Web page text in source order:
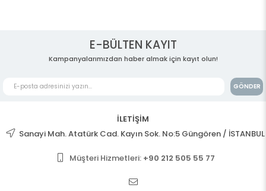
E-BÜLTEN KAYIT
Kampanyalarımızdan haber almak için kayıt olun!
GÖNDER
İLETİŞİM
Sanayi Mah. Atatürk Cad. Kayın Sok. No:5 Güngören / İSTANBUL
Müşteri Hizmetleri: +90 212 505 55 77